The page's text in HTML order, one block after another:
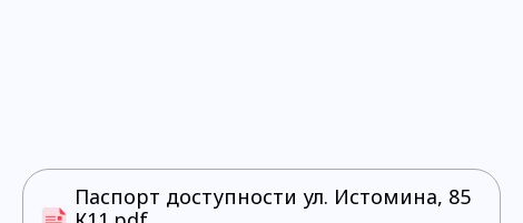
Паспорт доступности ул. Истомина, 85